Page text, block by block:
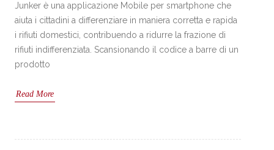
Junker è una applicazione Mobile per smartphone che
aiuta i cittadini a differenziare in maniera corretta e rapida
i rifiuti domestici, contribuendo a ridurre la frazione di
rifiuti indifferenziata. Scansionando il codice a barre di un
prodotto
Read More